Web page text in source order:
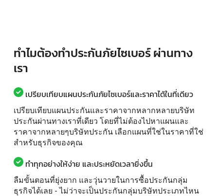
ทำไมต้องทำประกันภัยไซเบอร์ ผ่านทาง
เรา
เปรียบเทียบแผนประกันภัยไซเบอร์และราคาได้ในที่เดียว
เปรียบเทียบแผนประกันและราคาจากหลากหลายบริษัท
ประกันผ่านทางเราที่เดียว โดยที่ไม่ต้องไปหาแผนและ
ราคาจากหลายๆบริษัทประกัน เลือกแผนที่ใช่ในราคาที่ใช่
สำหรับธุรกิจของคุณ
ทำทุกอย่างให้ง่าย และประหยัดเวลายิ่งขึ้น
ลืมขั้นตอนที่ยุ่งยาก และวุ่นวายในการซื้อประกันกลุ่ม
ธุรกิจได้เลย - ไม่ว่าจะเป็นประกันกลุ่มบริษัทประเภทไหน